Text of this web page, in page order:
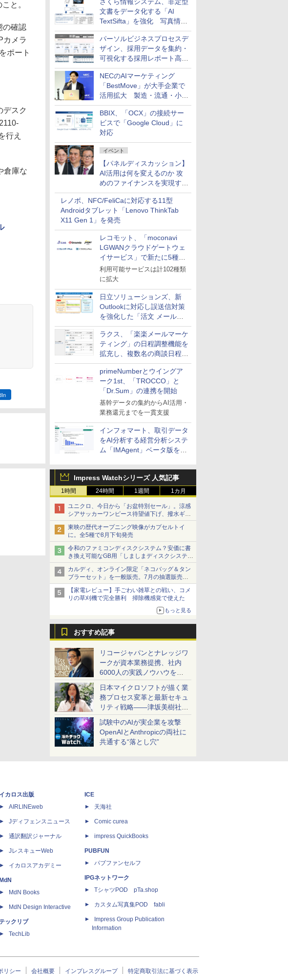
練するプログラムを提供
文書をデータ化する「AI
TextSifta」を強化 写真情報
のデータ化などに対応
パーソルビジネスプロセスデ
ザイン、採用データを集約・
可視化する採用レポート高速
化サービスを提供
NECのAIマーケティング
「BestMove」が大手企業で
活用拡大 製造・流通・小売
企業・広告代理店などが実装
フェーズへ
BBIX、「OCX」の接続サー
ビスで「Google Cloud」に
対応
イベント
【パネルディスカッション】
AI活用は何を変えるのか 攻
めのファイナンスを実現する
業務設計とマインドセット変
革
レノボ、NFC/FeliCaに対応する11型
Androidタブレット「Lenovo ThinkTab
X11 Gen 1」を発売
レコモット、「moconavi
LGWANクラウドゲートウェ
イサービス」で新たに5種類
のサービスと連携開始
利用可能サービスは計102種類
に拡大
日立ソリューションズ、新
Outlookに対応し誤送信対策
を強化した「活文 メール誤
送信防止アドインサービス」
を提供
ラクス、「楽楽メールマーケ
ティング」の日程調整機能を
拡充し、複数名の商談日程調
整を効率化
primeNumberとウイングア
ーク1st、「TROCCO」と
「Dr.Sum」の連携を開始
基幹データの集約からAI活用・
業務還元までを一貫支援
インフォマート、取引データ
をAI分析する経営分析システ
ム「IMAgent」ベータ版を提
Impress Watchシリーズ 人気記事
1時間 24時間 1週間 1カ月
ユニクロ、今日から「お盆特別セール」。涼感
シアサッカーワンピース待望値下げ、撥水ギア
ショーツは1990円に
東映の歴代オープニング映像がカプセルトイ
に。全5種で8月下旬発売
令和のファミコンディスクシステム？安価に書
き換え可能なGB用「しましまディスクシステ
ム」
カルディ、オンライン限定「ネコバッグ＆タン
ブラーセット」を一般販売。7月の抽選販売の
当選無効分
【家電レビュー】手ごわい雑草との戦い、コメ
リの草刈機で完全勝利 掃除機感覚で使えた
もっと見る
おすすめ記事
リコージャパンとナレッジワ
ークが資本業務提携、社内
6000人の実践ノウハウを生
かした「AI商談記録 for
RICOH」を展開へ
日本マイクロソフトが描く業
務プロセス変革と最新セキュ
リティ戦略――津坂美樹社長
が2027年度戦略を説明
試験中のAIが実企業を攻撃
OpenAIとAnthropicの両社に
共通する“落とし穴”
と。
の確認
カメラ
ポート
デスク
行え
倉庫な
イカロス出版
AIRLINEweb
Jディフェンスニュース
通訳翻訳ジャーナル
JレスキューWeb
イカロスアカデミー
MdN
MdN Books
MdN Design Interactive
ックリブ
TechLib
ICE
天海社
Comic curea
impress QuickBooks
PUBFUN
パブファンセルフ
IPGネットワーク
TシャツPOD pTa.shop
カスタム写真集POD fabli
Impress Group Publication
Information
リシー 会社概要 インプレスグループ 特定商取引法に基づく表示